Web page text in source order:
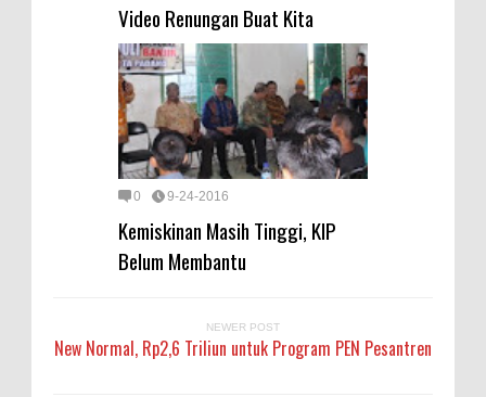
Video Renungan Buat Kita
0 9-24-2016
Kemiskinan Masih Tinggi, KIP
Belum Membantu
NEWER POST
New Normal, Rp2,6 Triliun untuk Program PEN Pesantren